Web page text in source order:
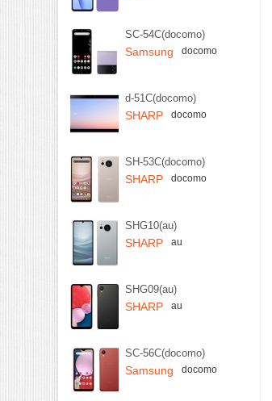
SC-54C(docomo)
Samsung docomo
d-51C(docomo)
SHARP docomo
SH-53C(docomo)
SHARP docomo
SHG10(au)
SHARP au
SHG09(au)
SHARP au
SC-56C(docomo)
Samsung docomo